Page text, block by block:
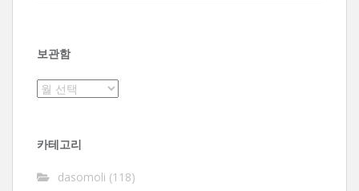
보관함
보
카테고리
dasomoli (118)